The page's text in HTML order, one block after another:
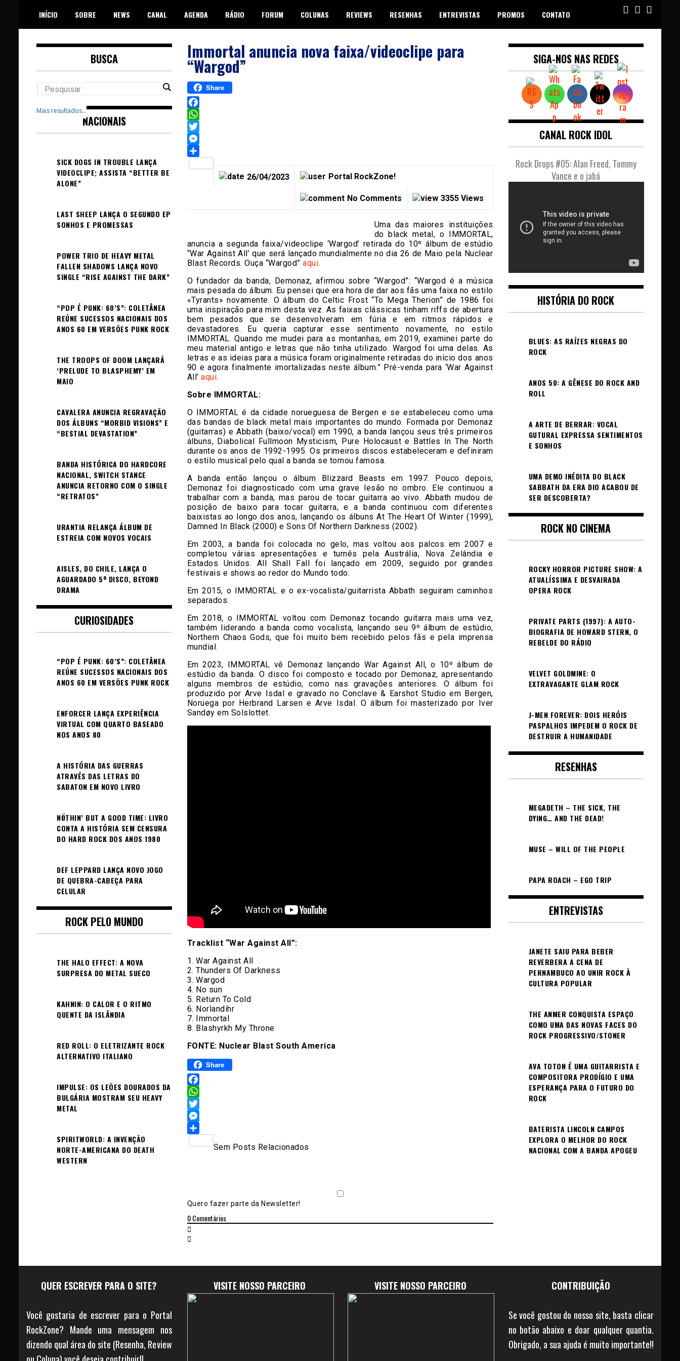
content
INÍCIO SOBRE NEWS CANAL AGENDA RÁDIO FORUM COLUNAS REVIEWS RESENHAS ENTREVISTAS PROMOS CONTATO
Immortal anuncia nova faixa/videoclipe para
“Wargod”
Share
Facebook
WhatsApp
Twitter
Messenger
Share
26/04/2023 Portal RockZone!
No Comments 3355 Views
Uma das maiores instituições
do black metal, o IMMORTAL,
anuncia a segunda faixa/videoclipe ‘Wargod’ retirada do 10º álbum de estúdio
“War Against All’ que será lançado mundialmente no dia 26 de Maio pela Nuclear
Blast Records. Ouça “Wargod” aqui.
O fundador da banda, Demonaz, afirmou sobre “Wargod”: “Wargod é a música
mais pesada do álbum. Eu pensei que era hora de dar aos fãs uma faixa no estilo
«Tyrants» novamente. O álbum do Celtic Frost “To Mega Therion” de 1986 foi
uma inspiração para mim desta vez. As faixas clássicas tinham riffs de abertura
bem pesados ​​que se desenvolveram em fúria e em ritmos rápidos e
devastadores. Eu queria capturar esse sentimento novamente, no estilo
IMMORTAL. Quando me mudei para as montanhas, em 2019, examinei parte do
meu material antigo e letras que não tinha utilizado. Wargod foi uma delas. As
letras e as ideias para a música foram originalmente retiradas do início dos anos
90 e agora finalmente imortalizadas neste álbum.” Pré-venda para ‘War Against
All’ aqui.
Sobre IMMORTAL:
O IMMORTAL é da cidade norueguesa de Bergen e se estabeleceu como uma
das bandas de black metal mais importantes do mundo. Formada por Demonaz
(guitarras) e Abbath (baixo/vocal) em 1990, a banda lançou seus três primeiros
álbuns, Diabolical Fullmoon Mysticism, Pure Holocaust e Battles In The North
durante os anos de 1992-1995. Os primeiros discos estabeleceram e definiram
o estilo musical pelo qual a banda se tornou famosa.
A banda então lançou o álbum Blizzard Beasts em 1997. Pouco depois,
Demonaz foi diagnosticado com uma grave lesão no ombro. Ele continuou a
trabalhar com a banda, mas parou de tocar guitarra ao vivo. Abbath mudou de
posição de baixo para tocar guitarra, e a banda continuou com diferentes
baixistas ao longo dos anos, lançando os álbuns At The Heart Of Winter (1999),
Damned In Black (2000) e Sons Of Northern Darkness (2002).
Em 2003, a banda foi colocada no gelo, mas voltou aos palcos em 2007 e
completou várias apresentações e turnês pela Austrália, Nova Zelândia e
Estados Unidos. All Shall Fall foi lançado em 2009, seguido por grandes
festivais e shows ao redor do Mundo todo.
Em 2015, o IMMORTAL e o ex-vocalista/guitarrista Abbath seguiram caminhos
separados.
Em 2018, o IMMORTAL voltou com Demonaz tocando guitarra mais uma vez,
também liderando a banda como vocalista, lançando seu 9º álbum de estúdio,
Northern Chaos Gods, que foi muito bem recebido pelos fãs e pela imprensa
mundial.
Em 2023, IMMORTAL vê Demonaz lançando War Against All, o 10º álbum de
estúdio da banda. O disco foi composto e tocado por Demonaz, apresentando
alguns membros de estúdio, como nas gravações anteriores. O álbum foi
produzido por Arve Isdal e gravado no Conclave & Earshot Studio em Bergen,
Noruega por Herbrand Larsen e Arve Isdal. O álbum foi masterizado por Iver
Sandøy em Solslottet.
Tracklist “War Against All”:
1. War Against All
2. Thunders Of Darkness
3. Wargod
4. No sun
5. Return To Cold
6. Norlandihr
7. Immortal
8. Blashyrkh My Throne
FONTE: Nuclear Blast South America
Share
Facebook
WhatsApp
Twitter
Messenger
Sem Posts Relacionados
Quero fazer parte da Newsletter!
0Comentários
BUSCA
Mais resultados...
NACIONAIS
SICK DOGS IN TROUBLE LANÇA
VIDEOCLIPE; ASSISTA “BETTER BE
ALONE”
LAST SHEEP LANÇA O SEGUNDO EP
SONHOS E PROMESSAS
POWER TRIO DE HEAVY METAL
FALLEN SHADOWS LANÇA NOVO
SINGLE “RISE AGAINST THE DARK”
“POP É PUNK: 60’S”: COLETÂNEA
REÚNE SUCESSOS NACIONAIS DOS
ANOS 60 EM VERSÕES PUNK ROCK
THE TROOPS OF DOOM LANÇARÁ
‘PRELUDE TO BLASPHEMY’ EM
MAIO
CAVALERA ANUNCIA REGRAVAÇÃO
DOS ÁLBUNS “MORBID VISIONS” E
“BESTIAL DEVASTATION”
BANDA HISTÓRICA DO HARDCORE
NACIONAL, SWITCH STANCE
ANUNCIA RETORNO COM O SINGLE
“RETRATOS”
URANTIA RELANÇA ÁLBUM DE
ESTREIA COM NOVOS VOCAIS
AISLES, DO CHILE, LANÇA O
AGUARDADO 5º DISCO, BEYOND
DRAMA
CURIOSIDADES
“POP É PUNK: 60’S”: COLETÂNEA
REÚNE SUCESSOS NACIONAIS DOS
ANOS 60 EM VERSÕES PUNK ROCK
ENFORCER LANÇA EXPERIÊNCIA
VIRTUAL COM QUARTO BASEADO
NOS ANOS 80
A HISTÓRIA DAS GUERRAS
ATRAVÉS DAS LETRAS DO
SABATON EM NOVO LIVRO
NÖTHIN’ BUT A GOOD TIME: LIVRO
CONTA A HISTÓRIA SEM CENSURA
DO HARD ROCK DOS ANOS 1980
DEF LEPPARD LANÇA NOVO JOGO
DE QUEBRA-CABEÇA PARA
CELULAR
ROCK PELO MUNDO
THE HALO EFFECT: A NOVA
SURPRESA DO METAL SUECO
KAHNIN: O CALOR E O RITMO
QUENTE DA ISLÂNDIA
RED ROLL: O ELETRIZANTE ROCK
ALTERNATIVO ITALIANO
IMPULSE: OS LEÕES DOURADOS DA
BULGÁRIA MOSTRAM SEU HEAVY
METAL
SPIRITWORLD: A INVENÇÃO
NORTE-AMERICANA DO DEATH
WESTERN
SIGA-NOS NAS REDES
CANAL ROCK IDOL
Rock Drops #05: Alan Freed, Tommy
Vance e o jabá
HISTÓRIA DO ROCK
BLUES: AS RAÍZES NEGRAS DO
ROCK
ANOS 50: A GÊNESE DO ROCK AND
ROLL
A ARTE DE BERRAR: VOCAL
GUTURAL EXPRESSA SENTIMENTOS
E SONHOS
UMA DEMO INÉDITA DO BLACK
SABBATH DA ERA DIO ACABOU DE
SER DESCOBERTA?
ROCK NO CINEMA
ROCKY HORROR PICTURE SHOW: A
ATUALÍSSIMA E DESVAIRADA
OPERA ROCK
PRIVATE PARTS (1997): A AUTO-
BIOGRAFIA DE HOWARD STERN, O
REBELDE DO RÁDIO
VELVET GOLDMINE: O
EXTRAVAGANTE GLAM ROCK
J-MEN FOREVER: DOIS HERÓIS
PASPALHOS IMPEDEM O ROCK DE
DESTRUIR A HUMANIDADE
RESENHAS
MEGADETH – THE SICK, THE
DYING… AND THE DEAD!
MUSE – WILL OF THE PEOPLE
PAPA ROACH – EGO TRIP
ENTREVISTAS
JANETE SAIU PARA BEBER
REVERBERA A CENA DE
PERNAMBUCO AO UNIR ROCK À
CULTURA POPULAR
THE ANMER CONQUISTA ESPAÇO
COMO UMA DAS NOVAS FACES DO
ROCK PROGRESSIVO/STONER
AVA TOTON É UMA GUITARRISTA E
COMPOSITORA PRODÍGIO E UMA
ESPERANÇA PARA O FUTURO DO
ROCK
BATERISTA LINCOLN CAMPOS
EXPLORA O MELHOR DO ROCK
NACIONAL COM A BANDA APOGEU
QUER ESCREVER PARA O SITE?
Você gostaria de escrever para o Portal
RockZone? Mande uma mensagem nos
dizendo qual área do site (Resenha, Review
VISITE NOSSO PARCEIRO VISITE NOSSO PARCEIRO CONTRIBUIÇÃO
Se você gostou do nosso site, basta clicar
no botão abaixo e doar qualquer quantia.
Obrigado, a sua ajuda é muito importante!!